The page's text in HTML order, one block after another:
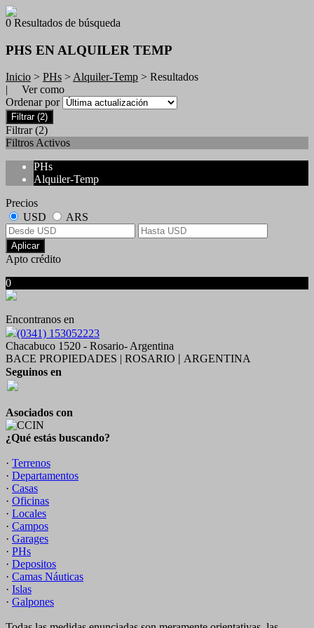
0 Resultados de búsqueda
PHS EN ALQUILER TEMP
Inicio > PHs >Alquiler-Temp > Resultados
| Ver como
Ordenar por
Filtrar (2)
Filtrar (2)
Filtros Activos
PHs
Alquiler-Temp
Precios
USD
ARS
Aplicar
Apto crédito
0
Encontranos en
(0341) 153052223
Chacabuco 1520 - Rosario- Argentina
BACE PROPIEDADES | ROSARIO
ARGENTINA
Seguinos en
Asociados con
¿Qué estás buscando?
· Terrenos
· Departamentos
· Casas
· Oficinas
· Locales
· Campos
· Garages
· PHs
· Depositos
· Camas Náuticas
· Islas
· Galpones